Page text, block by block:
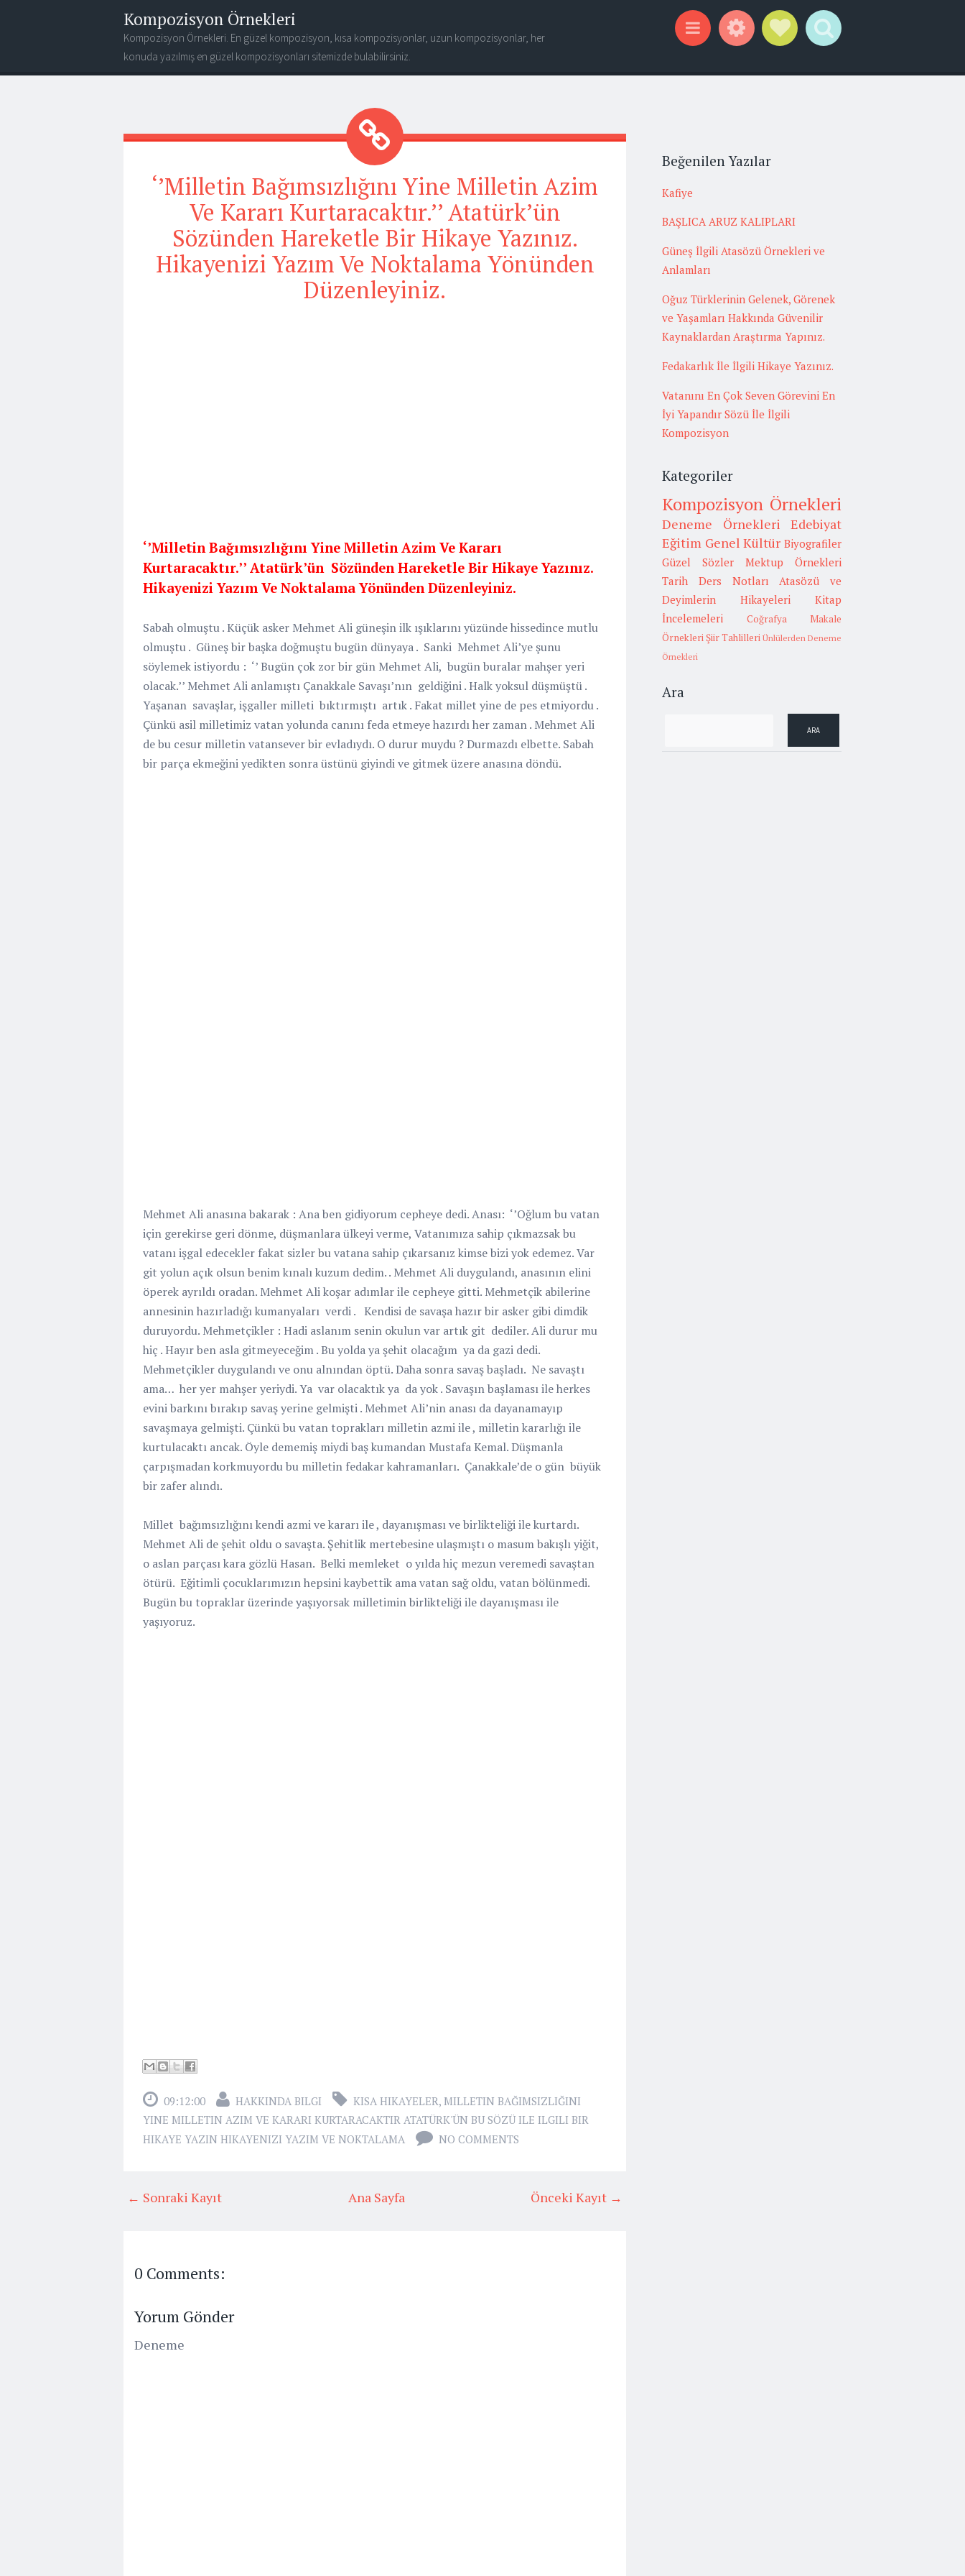
Kompozisyon Örnekleri
Kompozisyon Örnekleri. En güzel kompozisyon, kısa kompozisyonlar, uzun kompozisyonlar, her
konuda yazılmış en güzel kompozisyonları sitemizde bulabilirsiniz.
‘’Milletin Bağımsızlığını Yine Milletin Azim
Ve Kararı Kurtaracaktır.’’ Atatürk’ün
Sözünden Hareketle Bir Hikaye Yazınız.
Hikayenizi Yazım Ve Noktalama Yönünden
Düzenleyiniz.
‘’Milletin Bağımsızlığını Yine Milletin Azim Ve Kararı
Kurtaracaktır.’’ Atatürk’ün Sözünden Hareketle Bir Hikaye Yazınız.
Hikayenizi Yazım Ve Noktalama Yönünden Düzenleyiniz.
Sabah olmuştu . Küçük asker Mehmet Ali güneşin ilk ışıklarını yüzünde hissedince mutlu
olmuştu . Güneş bir başka doğmuştu bugün dünyaya . Sanki Mehmet Ali’ye şunu
söylemek istiyordu : ‘’ Bugün çok zor bir gün Mehmet Ali, bugün buralar mahşer yeri
olacak.’’ Mehmet Ali anlamıştı Çanakkale Savaşı’nın geldiğini . Halk yoksul düşmüştü .
Yaşanan savaşlar, işgaller milleti bıktırmıştı artık . Fakat millet yine de pes etmiyordu .
Çünkü asil milletimiz vatan yolunda canını feda etmeye hazırdı her zaman . Mehmet Ali
de bu cesur milletin vatansever bir evladıydı. O durur muydu ? Durmazdı elbette. Sabah
bir parça ekmeğini yedikten sonra üstünü giyindi ve gitmek üzere anasına döndü.
Mehmet Ali anasına bakarak : Ana ben gidiyorum cepheye dedi. Anası: ‘’Oğlum bu vatan
için gerekirse geri dönme, düşmanlara ülkeyi verme, Vatanımıza sahip çıkmazsak bu
vatanı işgal edecekler fakat sizler bu vatana sahip çıkarsanız kimse bizi yok edemez. Var
git yolun açık olsun benim kınalı kuzum dedim. . Mehmet Ali duygulandı, anasının elini
öperek ayrıldı oradan. Mehmet Ali koşar adımlar ile cepheye gitti. Mehmetçik abilerine
annesinin hazırladığı kumanyaları verdi . Kendisi de savaşa hazır bir asker gibi dimdik
duruyordu. Mehmetçikler : Hadi aslanım senin okulun var artık git dediler. Ali durur mu
hiç . Hayır ben asla gitmeyeceğim . Bu yolda ya şehit olacağım ya da gazi dedi.
Mehmetçikler duygulandı ve onu alnından öptü. Daha sonra savaş başladı. Ne savaştı
ama… her yer mahşer yeriydi. Ya var olacaktık ya da yok . Savaşın başlaması ile herkes
evini barkını bırakıp savaş yerine gelmişti . Mehmet Ali’nin anası da dayanamayıp
savaşmaya gelmişti. Çünkü bu vatan toprakları milletin azmi ile , milletin kararlığı ile
kurtulacaktı ancak. Öyle dememiş miydi baş kumandan Mustafa Kemal. Düşmanla
çarpışmadan korkmuyordu bu milletin fedakar kahramanları. Çanakkale’de o gün büyük
bir zafer alındı.
Millet bağımsızlığını kendi azmi ve kararı ile , dayanışması ve birlikteliği ile kurtardı.
Mehmet Ali de şehit oldu o savaşta. Şehitlik mertebesine ulaşmıştı o masum bakışlı yiğit,
o aslan parçası kara gözlü Hasan. Belki memleket o yılda hiç mezun veremedi savaştan
ötürü. Eğitimli çocuklarımızın hepsini kaybettik ama vatan sağ oldu, vatan bölünmedi.
Bugün bu topraklar üzerinde yaşıyorsak milletimin birlikteliği ile dayanışması ile
yaşıyoruz.
09:12:00 HAKKINDA BILGI KISA HIKAYELER, MILLETIN BAĞIMSIZLIĞINI
YINE MILLETIN AZIM VE KARARI KURTARACAKTIR ATATÜRK'ÜN BU SÖZÜ ILE ILGILI BIR
HIKAYE YAZIN HIKAYENIZI YAZIM VE NOKTALAMA
NO COMMENTS
← Sonraki Kayıt Önceki Kayıt →
Ana Sayfa
0 Comments:
Yorum Gönder
Deneme
Beğenilen Yazılar
Kafiye
BAŞLICA ARUZ KALIPLARI
Güneş İlgili Atasözü Örnekleri ve
Anlamları
Oğuz Türklerinin Gelenek, Görenek
ve Yaşamları Hakkında Güvenilir
Kaynaklardan Araştırma Yapınız.
Fedakarlık İle İlgili Hikaye Yazınız.
Vatanını En Çok Seven Görevini En
İyi Yapandır Sözü İle İlgili
Kompozisyon
Kategoriler
Kompozisyon Örnekleri
Deneme Örnekleri
Edebiyat
Eğitim Genel Kültür Biyografiler
Güzel Sözler
Mektup Örnekleri
Tarih
Ders Notları
Atasözü ve
Deyimlerin Hikayeleri
Kitap
İncelemeleri
Coğrafya
Makale
Örnekleri Şiir Tahlilleri Ünlülerden Deneme
Örnekleri
Ara